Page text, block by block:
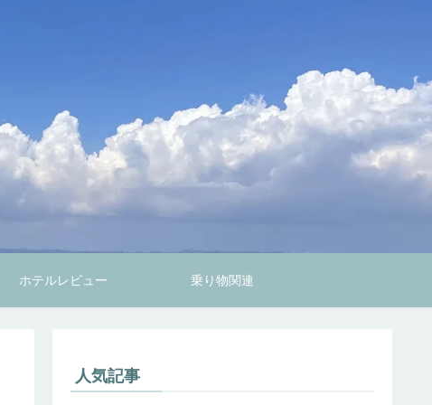
ホテルレビュー 乗り物関連
人気記事